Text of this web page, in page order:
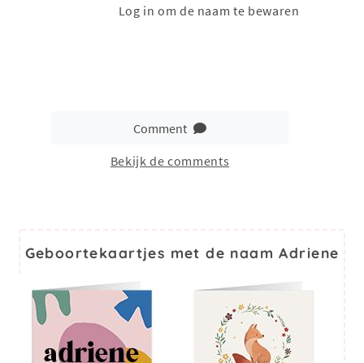
Log in om de naam te bewaren
Comment
Bekijk de comments
Geboortekaartjes met de naam Adriene